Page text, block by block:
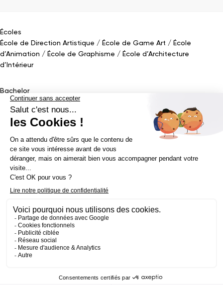
Écoles
École de Direction Artistique
École de Game Art
École
d’Animation
École de Graphisme
École d’Architecture
d’Intérieur
Bachelor
Bachelor Design Graphique
Bachelor Conception UI (en alternance)
Bachelor Cinéma
d’Animation 2D/3D
Bachelor Game
Interactive Design
Mastère
Mastères en Direction Artistique
&
(en alternance)
Mastère Webdesigner (en alternance)
Établissement d’enseignement supérieur privé - ECV 2019 ©
Mentions légales
Politique de confidentialité
La Jungle